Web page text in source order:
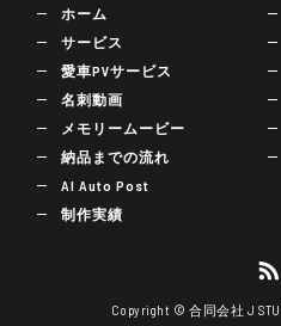
ホーム
サービス
愛車PVサービス
名刺動画
メモリームービー
納品までの流れ
AI Auto Post
制作実績
Copyright © 合同会社 J